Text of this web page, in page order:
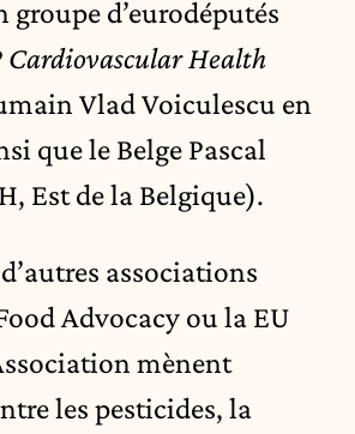
groupe d’eurodéputés
Cardiovascular Health
Vlad Voiculescu en
que le Belge Pascal
Est de la Belgique).
associations
Advocacy ou la EU
mènent
les pesticides, la